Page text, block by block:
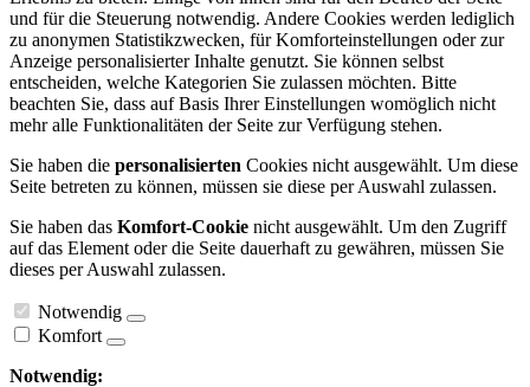
und für die Steuerung notwendig. Andere Cookies werden lediglich
zu anonymen Statistikzwecken, für Komforteinstellungen oder zur
Anzeige personalisierter Inhalte genutzt. Sie können selbst
entscheiden, welche Kategorien Sie zulassen möchten. Bitte
beachten Sie, dass auf Basis Ihrer Einstellungen womöglich nicht
mehr alle Funktionalitäten der Seite zur Verfügung stehen.
Sie haben die personalisierten Cookies nicht ausgewählt. Um diese
Seite betreten zu können, müssen sie diese per Auswahl zulassen.
Sie haben das Komfort-Cookie nicht ausgewählt. Um den Zugriff
auf das Element oder die Seite dauerhaft zu gewähren, müssen Sie
dieses per Auswahl zulassen.
Notwendig
Komfort
Notwendig: